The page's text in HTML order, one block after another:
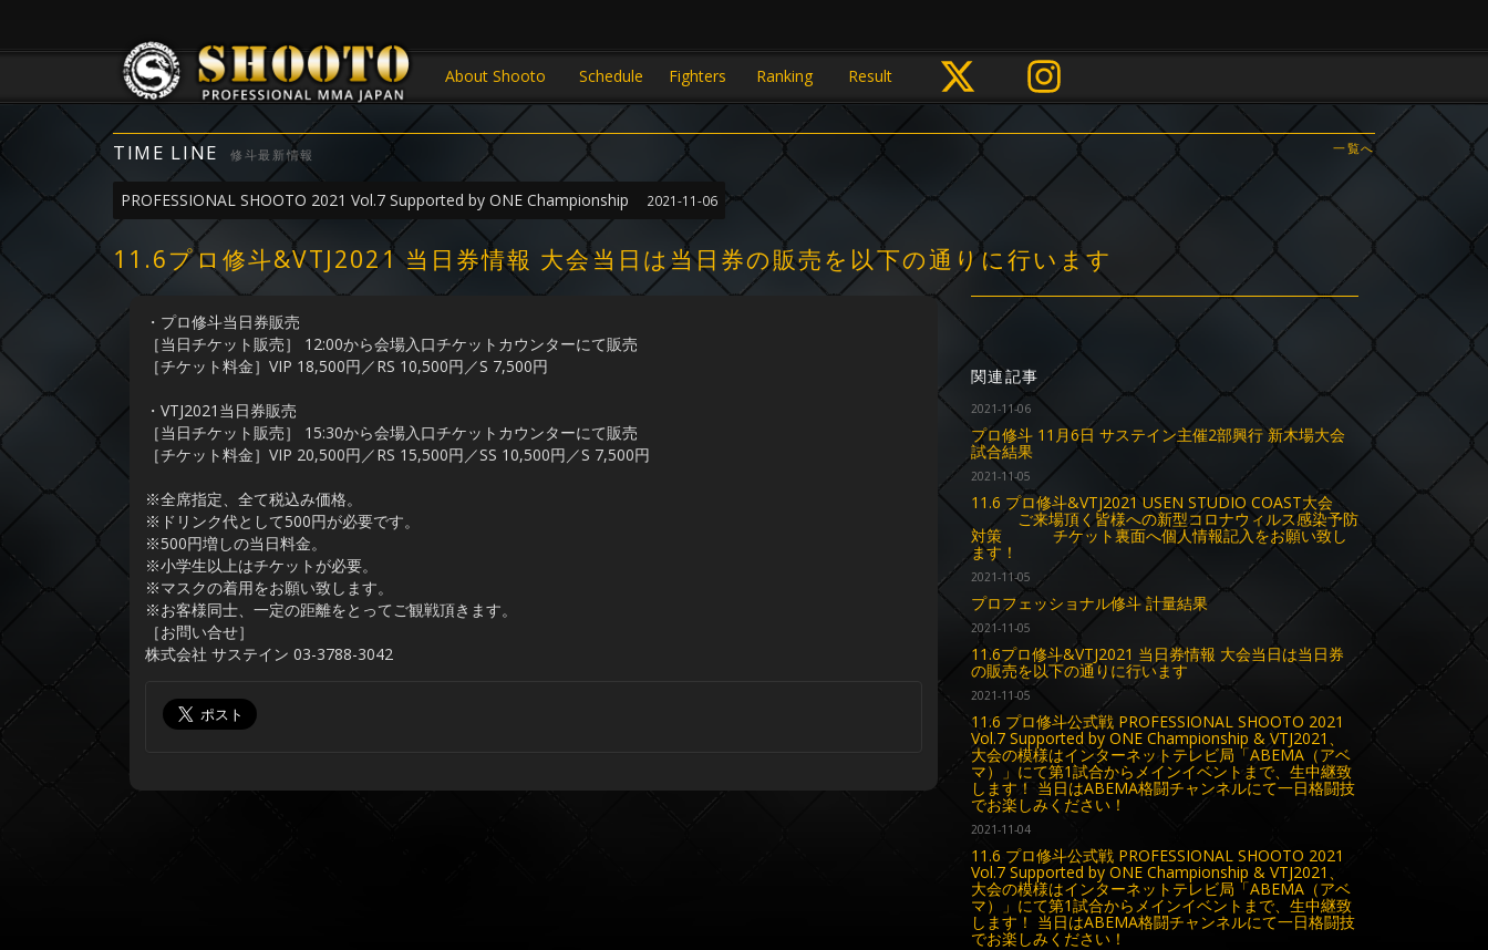
About Shooto Schedule Fighters Ranking Result
TIME LINE 修斗最新情報 一覧へ
PROFESSIONAL SHOOTO 2021 Vol.7 Supported by ONE Championship 2021-11-06
11.6プロ修斗&VTJ2021 当日券情報 大会当日は当日券の販売を以下の通りに行います
・プロ修斗当日券販売
［当日チケット販売］ 12:00から会場入口チケットカウンターにて販売
［チケット料金］VIP 18,500円／RS 10,500円／S 7,500円
・VTJ2021当日券販売
［当日チケット販売］ 15:30から会場入口チケットカウンターにて販売
［チケット料金］VIP 20,500円／RS 15,500円／SS 10,500円／S 7,500円
※全席指定、全て税込み価格。
※ドリンク代として500円が必要です。
※500円増しの当日料金。
※小学生以上はチケットが必要。
※マスクの着用をお願い致します。
※お客様同士、一定の距離をとってご観戦頂きます。
［お問い合せ］
株式会社 サステイン 03-3788-3042
関連記事
2021-11-06
プロ修斗 11月6日 サステイン主催2部興行 新木場大会
試合結果
2021-11-05
11.6 プロ修斗&VTJ2021 USEN STUDIO COAST大会
ご来場頂く皆様への新型コロナウィルス感染予防
対策 チケット裏面へ個人情報記入をお願い致し
ます！
2021-11-05
プロフェッショナル修斗 計量結果
2021-11-05
11.6プロ修斗&VTJ2021 当日券情報 大会当日は当日券
の販売を以下の通りに行います
2021-11-05
11.6 プロ修斗公式戦 PROFESSIONAL SHOOTO 2021
Vol.7 Supported by ONE Championship & VTJ2021、
大会の模様はインターネットテレビ局「ABEMA（アベ
マ）」にて第1試合からメインイベントまで、生中継致
します！ 当日はABEMA格闘チャンネルにて一日格闘技
でお楽しみください！
2021-11-04
11.6 プロ修斗公式戦 PROFESSIONAL SHOOTO 2021
Vol.7 Supported by ONE Championship & VTJ2021、
大会の模様はインターネットテレビ局「ABEMA（アベ
マ）」にて第1試合からメインイベントまで、生中継致
します！ 当日はABEMA格闘チャンネルにて一日格闘技
でお楽しみください！